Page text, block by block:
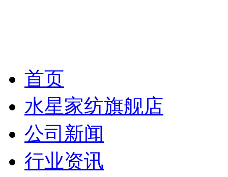
首页
水星家纺旗舰店
公司新闻
行业资讯